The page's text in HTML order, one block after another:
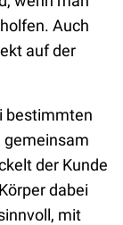
Auch
auf der
bestimmten
gemeinsam
der Kunde
dabei
mit